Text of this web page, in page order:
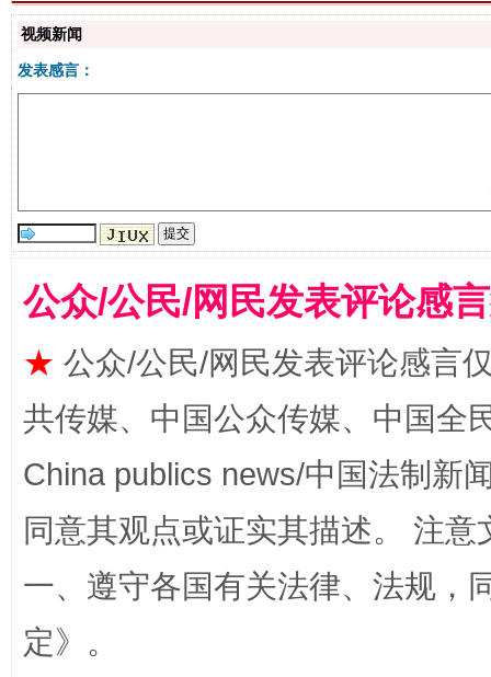
生
视频新闻
发表感言：
公众/公民/网民发表评论感
★ 公众/公民/网民发表评论感言
共传媒、中国公众传媒、中国全
China publics news/中国法制新
同意其观点或证实其描述。 注
一、遵守各国有关法律、法规，
定》。